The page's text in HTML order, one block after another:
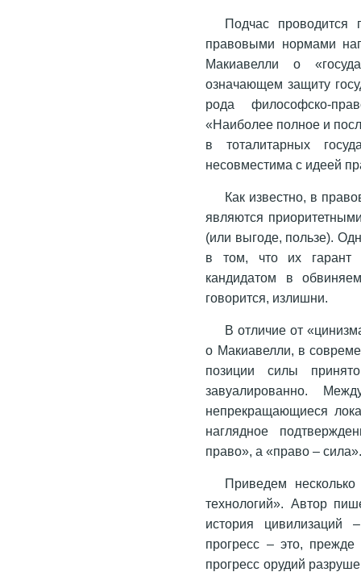
Подчас проводится
правовыми нормами
Макиавелли о
означающем защиту
рода философско-
«Наиболее полное и
в тоталитарных
несовместима с идеей
Как известно, в
являются
(или выгоде, пользе).
в том, что их гарант
кандидатом в
говорится, излишни.
В отличие от
о Макиавелли, в
позиции силы
завуалированно.
непрекращающиеся
наглядное
право», а «право –
Приведем
технологий». Автор
история цивилизаций
прогресс – это, прежде
прогресс орудий